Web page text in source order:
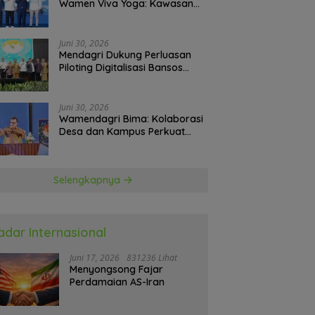
Wamen Viva Yoga: Kawasan
Juni 30, 2026
Mendagri Dukung Perluasan
Piloting Digitalisasi Bansos
Juni 30, 2026
Wamendagri Bima: Kolaborasi
Desa dan Kampus Perkuat
Selengkapnya
Internasional
Juni 17, 2026 831236 Lihat
Menyongsong Fajar
Perdamaian AS-Iran